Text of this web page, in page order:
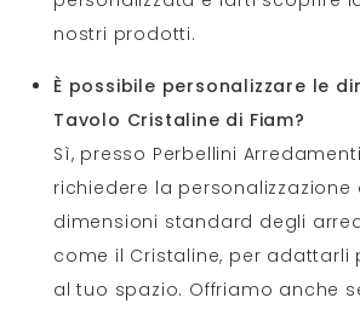
nostri prodotti.
È possibile personalizzare le
Tavolo Cristaline di Fiam?
Sì, presso Perbellini
richiedere la personalizzazione
dimensioni standard degli
come il Cristaline, per adattarli
al tuo spazio. Offriamo anche